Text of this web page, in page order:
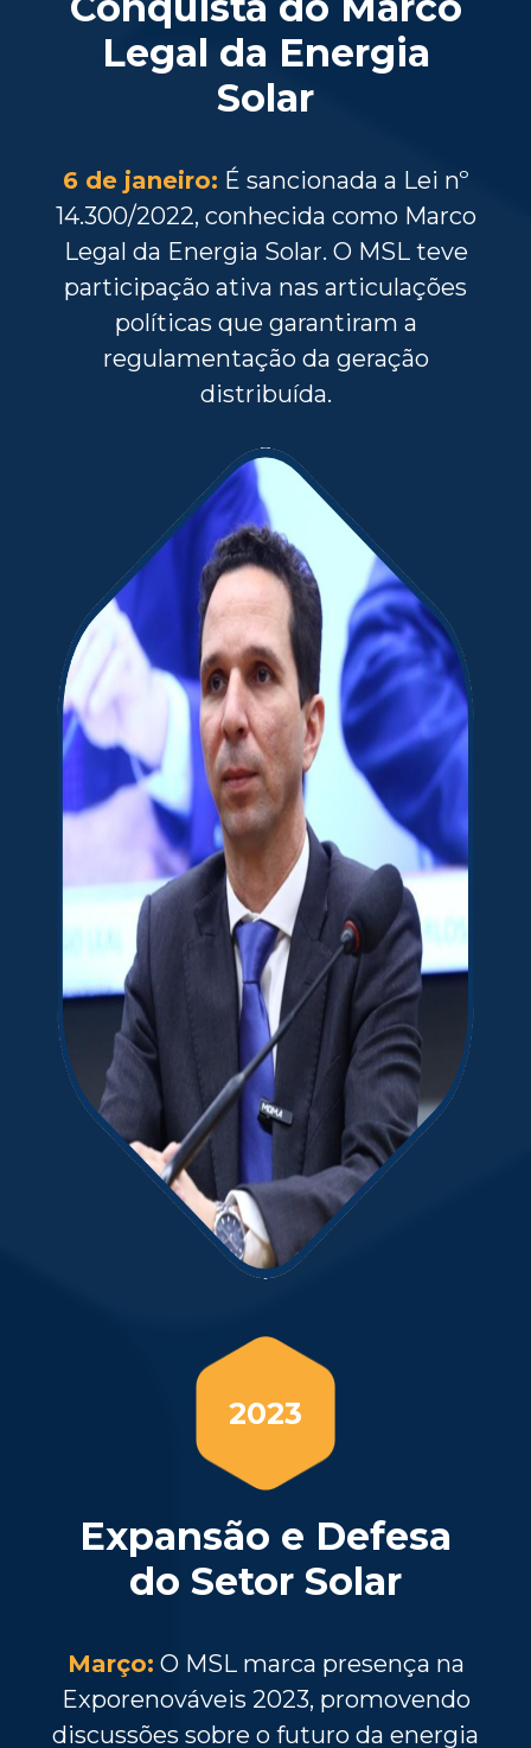
Legal da Energia
Solar
6 de janeiro: É sancionada a Lei nº
14.300/2022, conhecida como Marco
Legal da Energia Solar. O MSL teve
participação ativa nas articulações
políticas que garantiram a
regulamentação da geração
distribuída.
2023
Expansão e Defesa
do Setor Solar
Março: O MSL marca presença na
Exporenováveis 2023, promovendo
discussões sobre o futuro da energia